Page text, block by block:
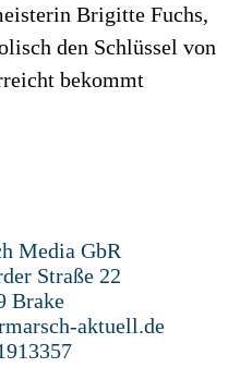
Brigitte Fuchs,
den Schlüssel von
bekommt
Media GbR
Straße 22
Brake
aktuell.de